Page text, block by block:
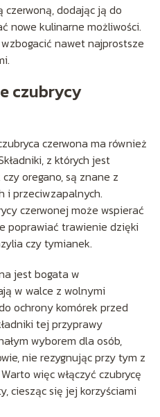
czerwoną, dodając ją do
nowe kulinarne możliwości.
nawet najprostsze
czubrycy
czerwona ma również
z których jest
oregano, są znane z
i przeciwzapalnych.
czerwonej może wspierać
poprawiać trawienie dzięki
czy tymianek.
jest bogata w
w walce z wolnymi
ochrony komórek przed
tej przyprawy
wyborem dla osób,
nie rezygnując przy tym z
więc włączyć czubrycę
ciesząc się jej korzyściami